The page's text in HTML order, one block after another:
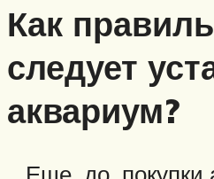
Как
следует
аквариум?